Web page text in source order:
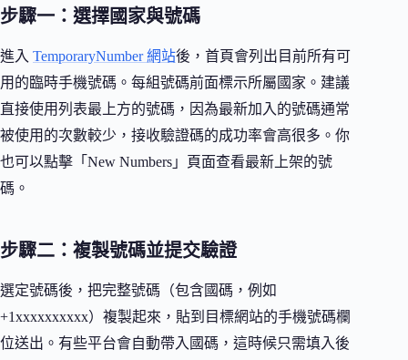
步驟一：選擇國家與號碼
進入 TemporaryNumber 網站後，首頁會列出目前所有可
用的臨時手機號碼。每組號碼前面標示所屬國家。建議
直接使用列表最上方的號碼，因為最新加入的號碼通常
被使用的次數較少，接收驗證碼的成功率會高很多。你
也可以點擊「New Numbers」頁面查看最新上架的號
碼。
步驟二：複製號碼並提交驗證
選定號碼後，把完整號碼（包含國碼，例如
+1xxxxxxxxxx）複製起來，貼到目標網站的手機號碼欄
位送出。有些平台會自動帶入國碼，這時候只需填入後